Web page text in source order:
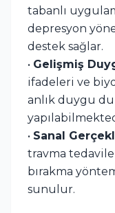
tabanlı
depresyon
destek sağlar.
• Gelişmiş
ifadeleri ve
anlık duygu
• Sanal
travma
bırakma
sunulur.